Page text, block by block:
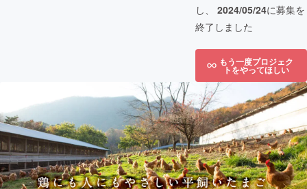
し、 2024/05/24に募集を
終了しました
もう一度プロジェク
トをやってほしい